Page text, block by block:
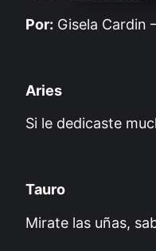
Por: Gisela Cardin
Aries
Si le dedicaste
Tauro
Mirate las uñas,